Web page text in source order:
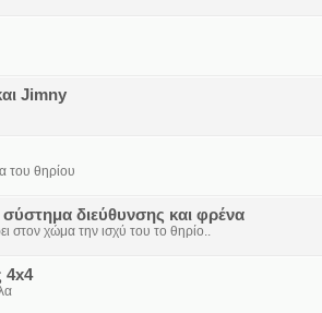
Jimny
του θηρίου
διεύθυνσης και φρένα
στον χώμα την ισχύ του το θηρίο..
4x4